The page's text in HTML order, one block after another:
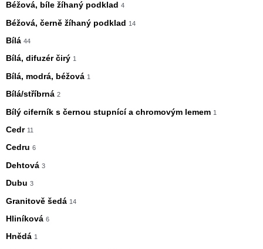
Béžová, bíle žíhaný podklad 4
Béžová, černě žíhaný podklad 14
Bílá 44
Bílá, difuzér čirý 1
Bílá, modrá, béžová 1
Bílá/stříbrná 2
Bílý ciferník s černou stupnící a chromovým lemem 1
Cedr 11
Cedru 6
Dehtová 3
Dubu 3
Granitově šedá 14
Hliníková 6
Hnědá 1